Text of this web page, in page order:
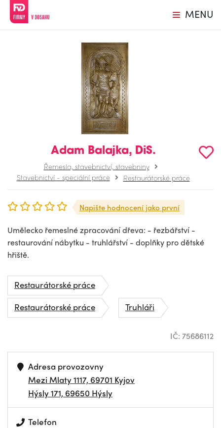
MENU
Adam Balajka, DiS.
Řemesla, stavebnictví, stavebniny
Stavebnictví - speciální práce
Restaurátorské práce
Napište hodnocení jako první
Umělecko řemeslné zpracování dřeva: - řezbářství -
restaurování nábytku - truhlářství - doplňky pro dětské
hřiště.
Restaurátorské práce
Restaurátorské práce
Truhláři
IČ: 75686112
Adresa provozovny
Mezi Mlaty 1117, 69701 Kyjov
Hýsly 171, 69650 Hýsly
Telefon